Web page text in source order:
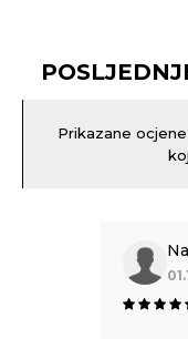
Prikazane